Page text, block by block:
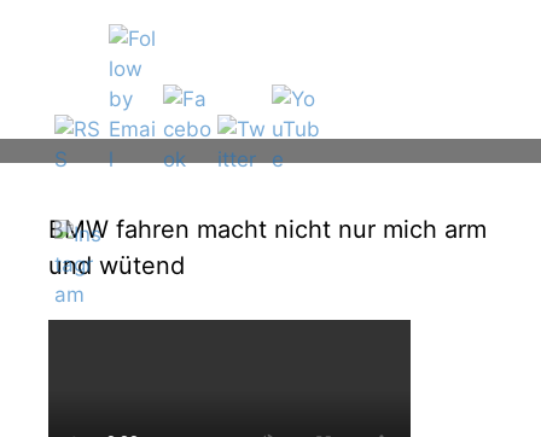
BMW fahren macht nicht nur mich arm
und wütend